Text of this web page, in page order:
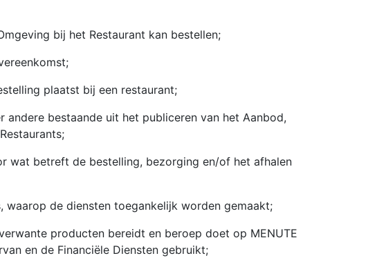
bij het Restaurant kan bestellen;
plaatst bij een restaurant;
bestaande uit het publiceren van het Aanbod,
betreft de bestelling, bezorging en/of het afhalen
de diensten toegankelijk worden gemaakt;
producten bereidt en beroep doet op MENUTE
en de Financiële Diensten gebruikt;